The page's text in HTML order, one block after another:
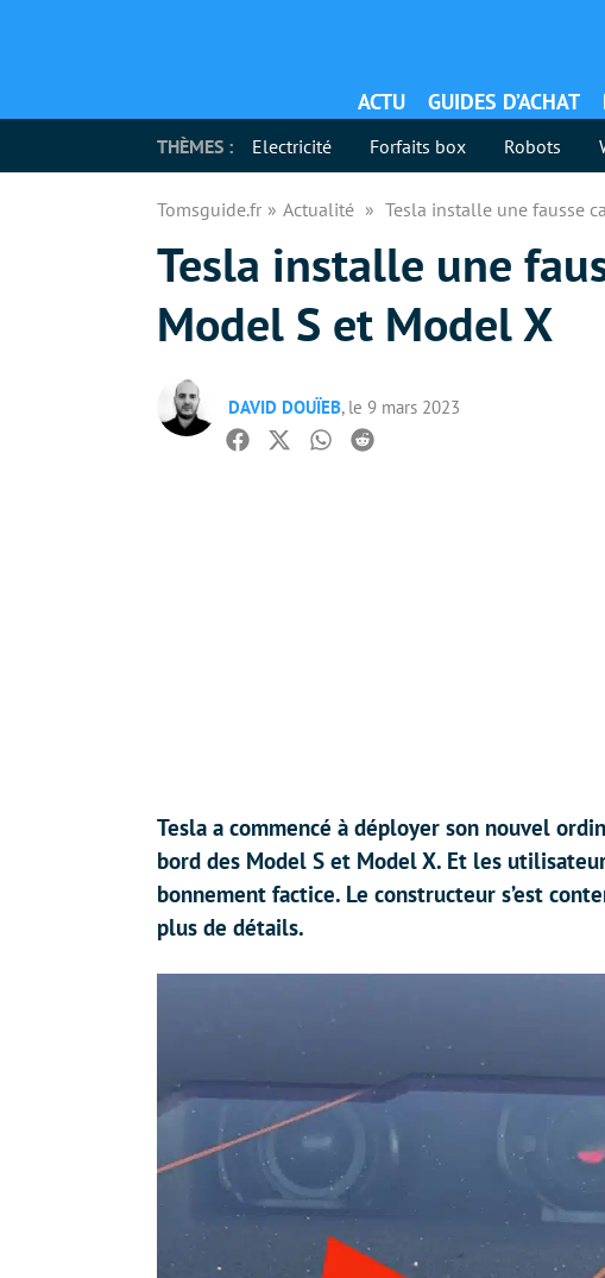
ACTU GUIDES D’ACHAT
THÈMES : Electricité Forfaits box Robots
Tomsguide.fr Actualité Tesla installe une fausse
Tesla installe une
Model S et Model X
DAVID DOUÏEB, le 9 mars 2023
Facebook
TwitterWhatsapp
Reddit
Tesla a commencé à déployer son nouvel
bord des Model S et Model X. Et les
bonnement factice. Le constructeur s’est
plus de détails.